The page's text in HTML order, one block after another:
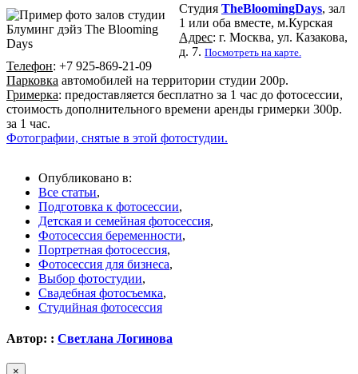
Студия TheBloomingDays, зал
1 или оба вместе, м.Курская
Адрес: г. Москва, ул. Казакова,
д. 7. Посмотреть на карте.
Телефон: +7 925-869-21-09
Парковка автомобилей на территории студии 200р.
Гримерка: предоставляется бесплатно за 1 час до фотосессии,
стоимость дополнительного времени аренды гримерки 300р.
за 1 час.
Фотографии, снятые в этой фотостудии.
Опубликовано в:
Все статьи,
Подготовка к фотосессии,
Детская и семейная фотосессия,
Фотосессия беременности,
Портретная фотосессия,
Фотосессия для бизнеса,
Выбор фотостудии,
Свадебная фотосъемка,
Студийная фотосессия
Автор: : Светлана Логинова
×